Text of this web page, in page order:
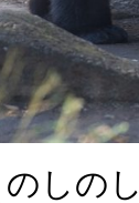
のしのし